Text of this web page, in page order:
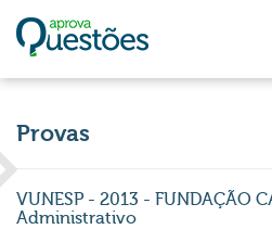
Provas
VUNESP - 2013 - FUNDAÇÃO
Administrativo